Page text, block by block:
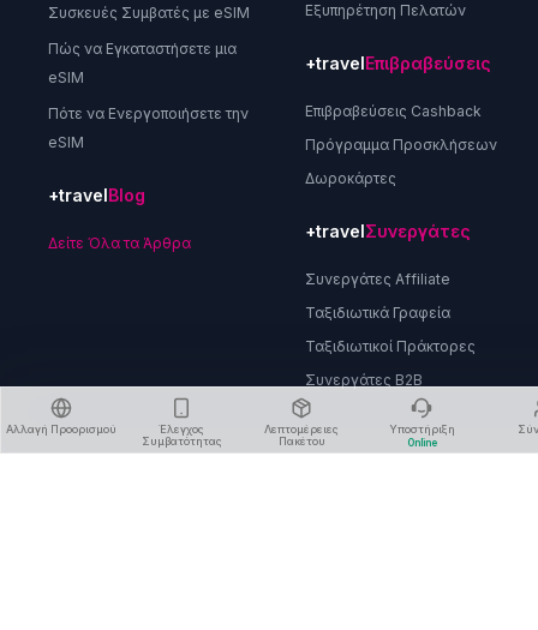
Συσκευές Συμβατές με eSIM
Πώς να Εγκαταστήσετε μια
eSIM
Πότε να Ενεργοποιήσετε την
eSIM
+travelBlog
Δείτε Όλα τα Άρθρα
Εξυπηρέτηση Πελατών
+travelΕπιβραβεύσεις
Επιβραβεύσεις Cashback
Πρόγραμμα Προσκλήσεων
Δωροκάρτες
+travelΣυνεργάτες
Συνεργάτες Affiliate
Ταξιδιωτικά Γραφεία
Ταξιδιωτικοί Πράκτορες
Συνεργάτες B2B
Σχετικά με Εμάς Πολιτική Απορρήτου
Όροι & Προϋποθέσεις
Αλλαγή Προορισμού
Έλεγχος
Συμβατότητας
Λεπτομέρειες
Πακέτου
Υποστήριξη
Online